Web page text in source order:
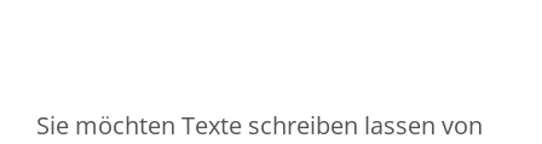
Sie möchten Texte schreiben lassen von